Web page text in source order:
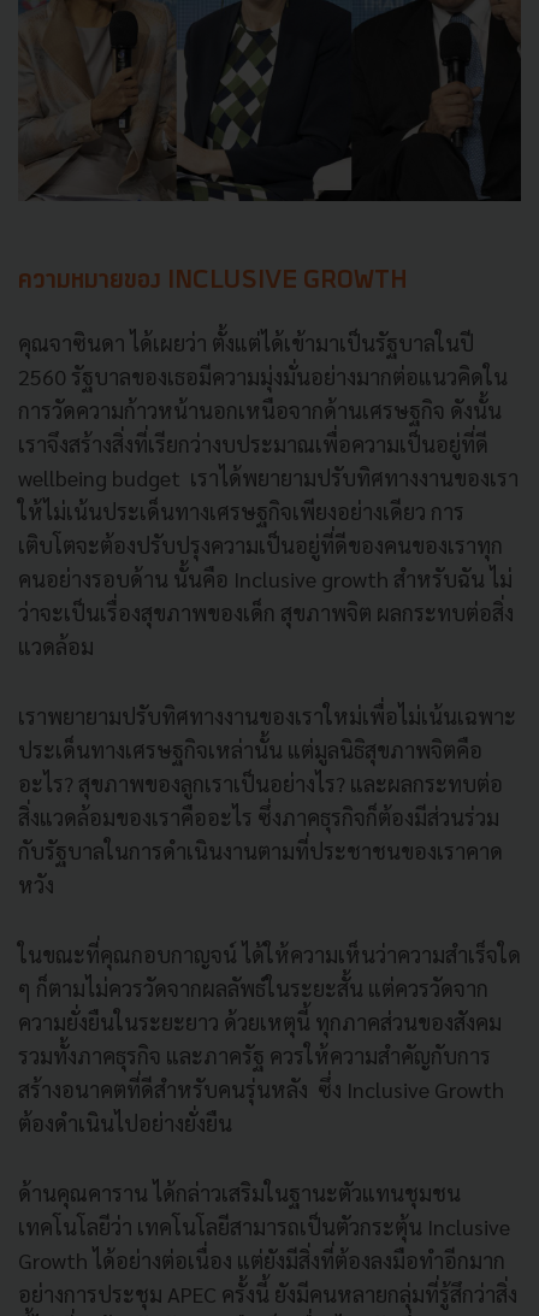
ความหมายของ INCLUSIVE GROWTH
คุณจาซินดา ได้เผยว่า ตั้งแต่ได้เข้ามาเป็นรัฐบาลในปี
2560 รัฐบาลของเธอมีความมุ่งมั่นอย่างมากต่อแนวคิดใน
การวัดความก้าวหน้านอกเหนือจากด้านเศรษฐกิจ ดังนั้น
เราจึงสร้างสิ่งที่เรียกว่างบประมาณเพื่อความเป็นอยู่ที่ดี
wellbeing budget เราได้พยายามปรับทิศทางงานของเรา
ให้ไม่เน้นประเด็นทางเศรษฐกิจเพียงอย่างเดียว การ
เติบโตจะต้องปรับปรุงความเป็นอยู่ที่ดีของคนของเราทุก
คนอย่างรอบด้าน นั้นคือ Inclusive growth สำหรับฉัน ไม่
ว่าจะเป็นเรื่องสุขภาพของเด็ก สุขภาพจิต ผลกระทบต่อสิ่ง
แวดล้อม
เราพยายามปรับทิศทางงานของเราใหม่เพื่อไม่เน้นเฉพาะ
ประเด็นทางเศรษฐกิจเหล่านั้น แต่มูลนิธิสุขภาพจิตคือ
อะไร? สุขภาพของลูกเราเป็นอย่างไร? และผลกระทบต่อ
สิ่งแวดล้อมของเราคืออะไร ซึ่งภาคธุรกิจก็ต้องมีส่วนร่วม
กับรัฐบาลในการดำเนินงานตามที่ประชาชนของเราคาด
หวัง
ในขณะที่คุณกอบกาญจน์ ได้ให้ความเห็นว่าความสำเร็จใด
ๆ ก็ตามไม่ควรวัดจากผลลัพธ์ในระยะสั้น แต่ควรวัดจาก
ความยั่งยืนในระยะยาว ด้วยเหตุนี้ ทุกภาคส่วนของสังคม
รวมทั้งภาคธุรกิจ และภาครัฐ ควรให้ความสำคัญกับการ
สร้างอนาคตที่ดีสำหรับคนรุ่นหลัง ซึ่ง Inclusive Growth
ต้องดำเนินไปอย่างยั่งยืน
ด้านคุณคาราน ได้กล่าวเสริมในฐานะตัวแทนชุมชน
เทคโนโลยีว่า เทคโนโลยีสามารถเป็นตัวกระตุ้น Inclusive
Growth ได้อย่างต่อเนื่อง แต่ยังมีสิ่งที่ต้องลงมือทำอีกมาก
อย่างการประชุม APEC ครั้งนี้ ยังมีคนหลายกลุ่มที่รู้สึกว่าสิ่ง